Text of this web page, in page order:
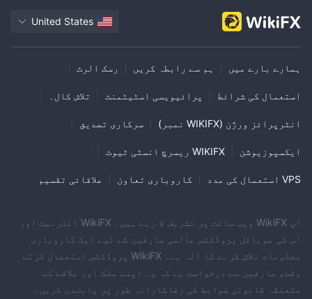
United States
ہمارے بارے میں ہم سے رابطہ کریں رسک الرٹ
استعمال کی شرائط پرائیویسی اسٹیٹمنٹ تلاش کال۔
انٹرپرائز ورژن (WIKIFX نمبر) سرکاری تصدیق
ایکسپوزیوشن WIKIFX ریسرچ انسٹی ٹیوٹ
VPS استعمال کی مدد کاروباری تعاون علاقائی تقسیم
آپ WikiFX ویب سائٹ پر تشریف لا رہے ہیں۔ WikiFX انٹرنیٹ اور
اس کی موبائل پروڈکٹس عالمی صارفین کے لیے ایک کاروباری
معلومات تلاش کرنے کا آلہ ہے۔ WikiFX پروڈکٹس استعمال کرتے
وقت، صارفین سے درخواست ہے کہ وہ اپنے ملک اور علاقے کے
متعلقہ قانونی ضوابط کی رضاکارانہ طور پر پابندی کریں۔